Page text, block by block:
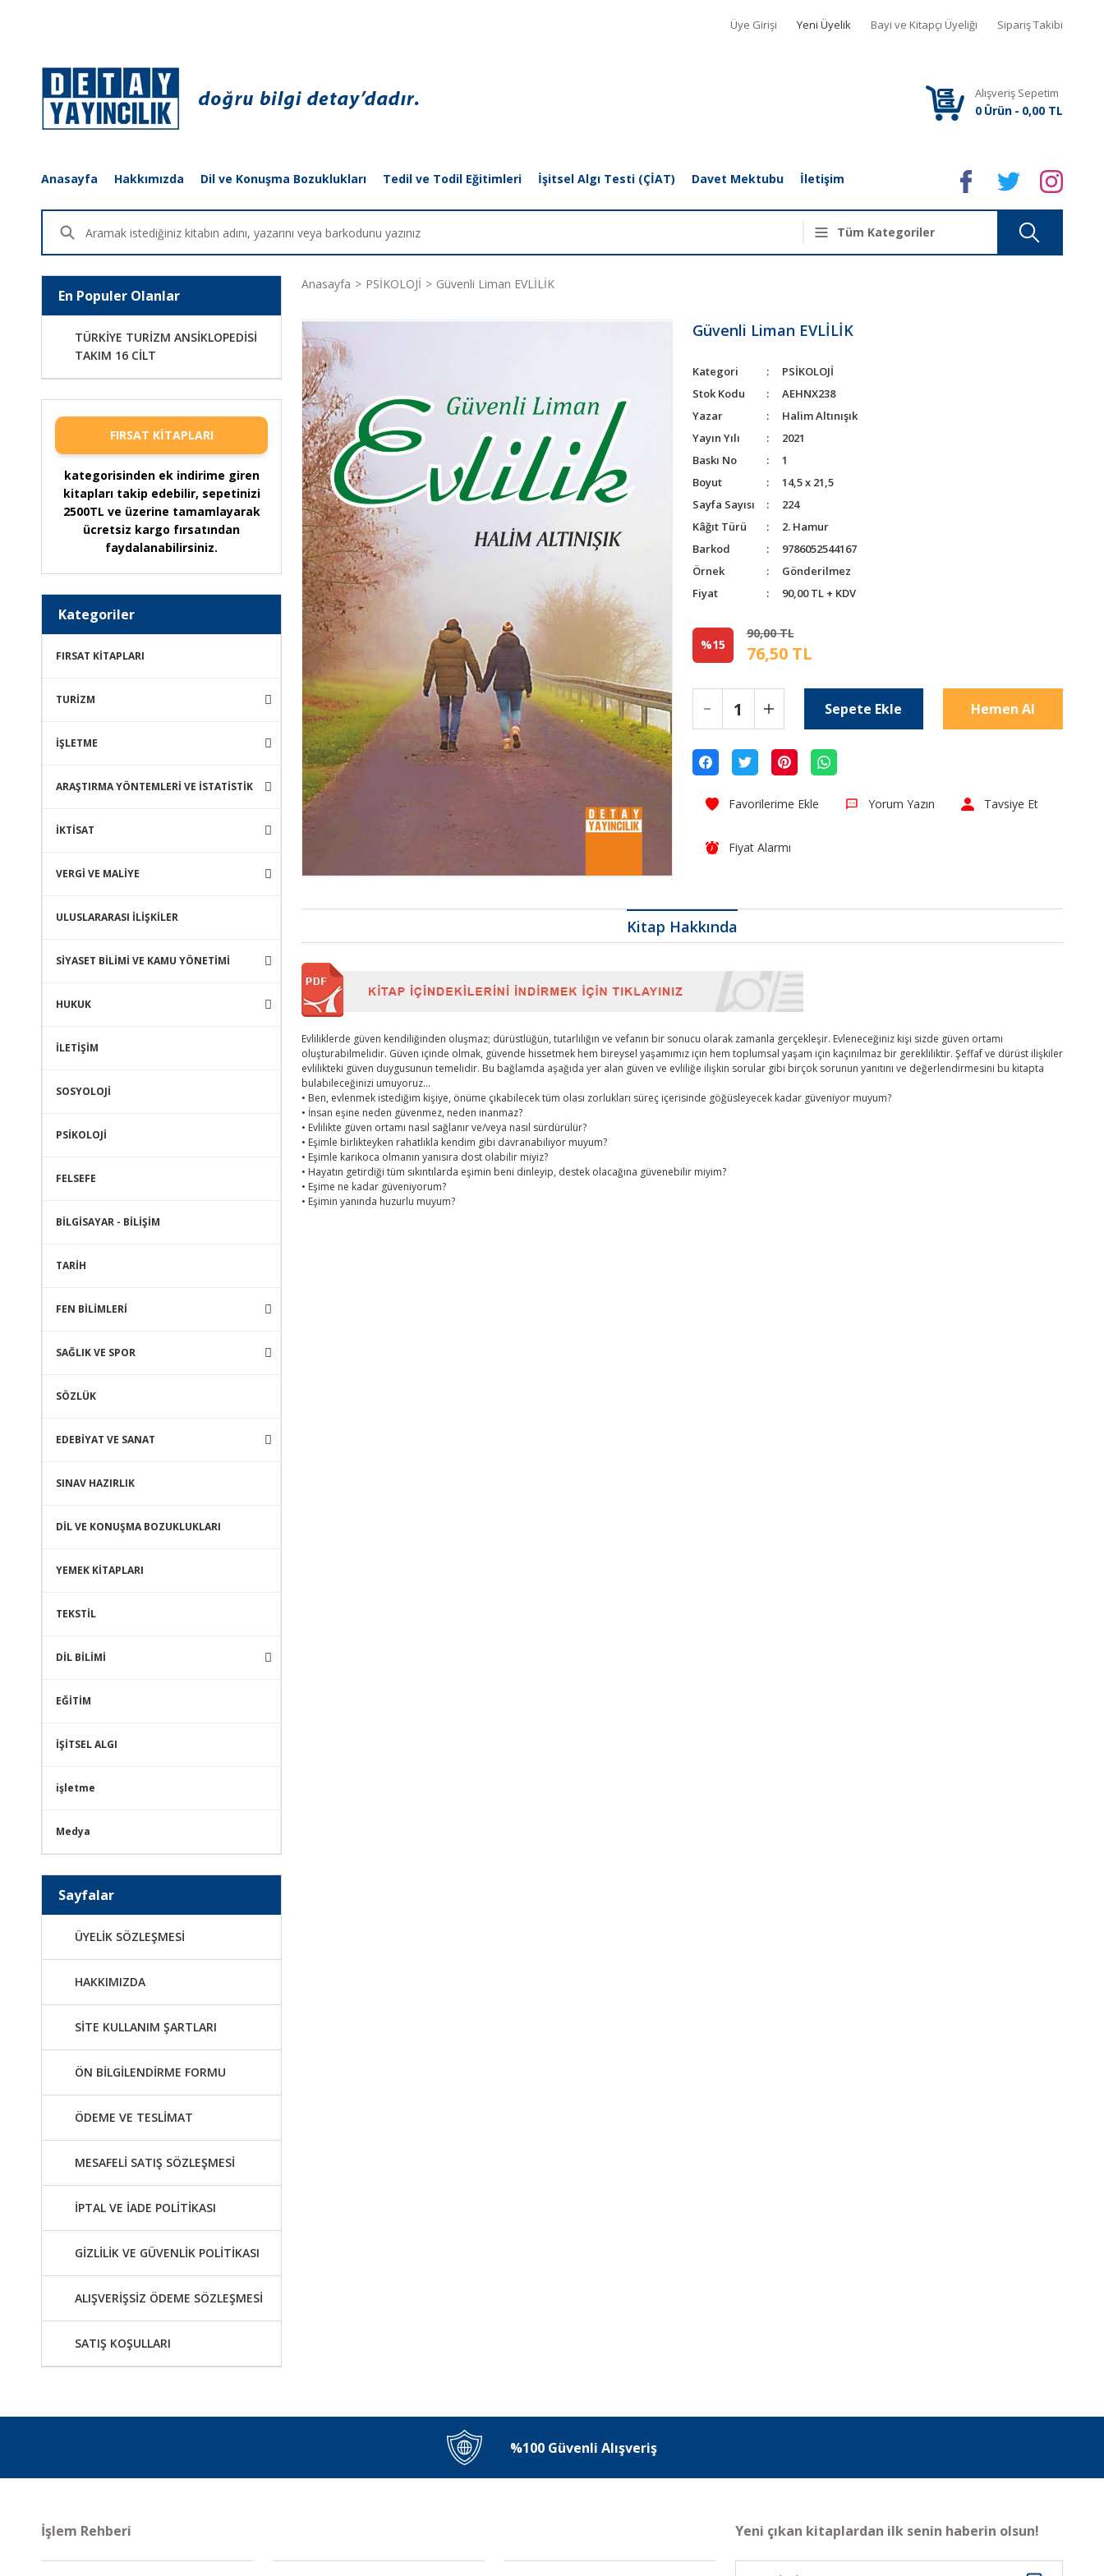
Üye Girişi Yeni Üyelik Bayi ve Kitapçı Üyeliği Sipariş Takibi
Alışveriş Sepetim
0 Ürün - 0,00 TL
Anasayfa Hakkımızda Dil ve Konuşma Bozuklukları Tedil ve Todil Eğitimleri İşitsel Algı Testi (ÇİAT) Davet Mektubu İletişim
En Populer Olanlar
TÜRKİYE TURİZM ANSİKLOPEDİSİ
TAKIM 16 CİLT
FIRSAT KİTAPLARI
kategorisinden ek indirime giren
kitapları takip edebilir, sepetinizi
2500TL ve üzerine tamamlayarak
ücretsiz kargo fırsatından
faydalanabilirsiniz.
Kategoriler
FIRSAT KİTAPLARI
TURİZM
İŞLETME
ARAŞTIRMA YÖNTEMLERİ VE İSTATİSTİK
İKTİSAT
VERGİ VE MALİYE
ULUSLARARASI İLİŞKİLER
SİYASET BİLİMİ VE KAMU YÖNETİMİ
HUKUK
İLETİŞİM
SOSYOLOJİ
PSİKOLOJİ
FELSEFE
BİLGİSAYAR - BİLİŞİM
TARİH
FEN BİLİMLERİ
SAĞLIK VE SPOR
SÖZLÜK
EDEBİYAT VE SANAT
SINAV HAZIRLIK
DİL VE KONUŞMA BOZUKLUKLARI
YEMEK KİTAPLARI
TEKSTİL
DİL BİLİMİ
EĞİTİM
İŞİTSEL ALGI
işletme
Medya
Sayfalar
ÜYELİK SÖZLEŞMESİ
HAKKIMIZDA
SİTE KULLANIM ŞARTLARI
ÖN BİLGİLENDİRME FORMU
ÖDEME VE TESLİMAT
MESAFELİ SATIŞ SÖZLEŞMESİ
İPTAL VE İADE POLİTİKASI
GİZLİLİK VE GÜVENLİK POLİTİKASI
ALIŞVERİŞSİZ ÖDEME SÖZLEŞMESİ
SATIŞ KOŞULLARI
Anasayfa PSİKOLOJİ Güvenli Liman EVLİLİK
Güvenli Liman EVLİLİK
Kategori
PSİKOLOJİ
Stok Kodu
AEHNX238
Yazar
Halim Altınışık
Yayın Yılı
2021
Baskı No
1
Boyut
14,5 x 21,5
Sayfa Sayısı
224
Kâğıt Türü
2. Hamur
Barkod
9786052544167
Örnek
Gönderilmez
Fiyat
90,00 TL + KDV
%15
90,00 TL
76,50 TL
Sepete Ekle Hemen Al
Yorum Yazın Tavsiye Et
Fiyat Alarmı
Kitap Hakkında
Evliliklerde güven kendiliğinden oluşmaz; dürüstlüğün, tutarlılığın ve vefanın bir sonucu olarak zamanla gerçekleşir. Evleneceğiniz kişi sizde güven ortamı
oluşturabilmelidir. Güven içinde olmak, güvende hissetmek hem bireysel yaşamımız için hem toplumsal yaşam için kaçınılmaz bir gerekliliktir. Şeffaf ve dürüst ilişkiler
evlilikteki güven duygusunun temelidir. Bu bağlamda aşağıda yer alan güven ve evliliğe ilişkin sorular gibi birçok sorunun yanıtını ve değerlendirmesini bu kitapta
bulabileceğinizi umuyoruz…
• Ben, evlenmek istediğim kişiye, önüme çıkabilecek tüm olası zorlukları süreç içerisinde göğüsleyecek kadar güveniyor muyum?
• İnsan eşine neden güvenmez, neden inanmaz?
• Evlilikte güven ortamı nasıl sağlanır ve/veya nasıl sürdürülür?
• Eşimle birlikteyken rahatlıkla kendim gibi davranabiliyor muyum?
• Eşimle karıkoca olmanın yanısıra dost olabilir miyiz?
• Hayatın getirdiği tüm sıkıntılarda eşimin beni dinleyip, destek olacağına güvenebilir miyim?
• Eşime ne kadar güveniyorum?
• Eşimin yanında huzurlu muyum?
%100 Güvenli Alışveriş
İşlem Rehberi Yeni çıkan kitaplardan ilk senin haberin olsun!